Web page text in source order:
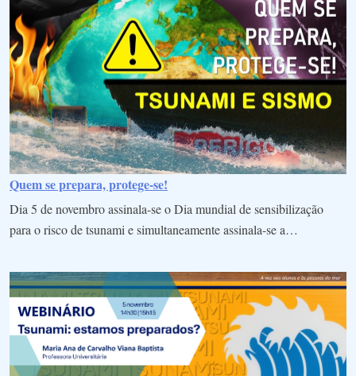
Quem se prepara, protege-se!
Dia 5 de novembro assinala-se o Dia mundial de sensibilização
para o risco de tsunami e simultaneamente assinala-se a…